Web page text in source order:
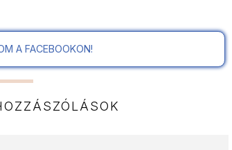
A FACEBOOKON!